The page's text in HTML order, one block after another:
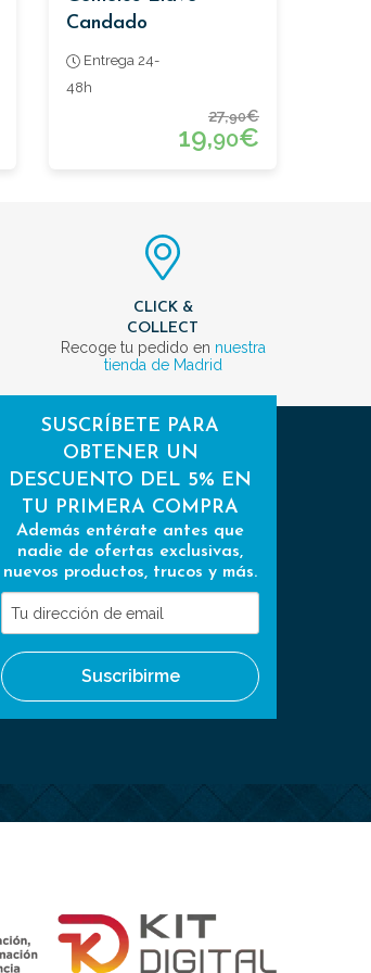
Candado
Entrega 24-
48h
27,90€
19,90€
CLICK &
COLLECT
Recoge tu pedido en nuestra
tienda de Madrid
SUSCRÍBETE PARA
OBTENER UN
DESCUENTO DEL 5% EN
TU PRIMERA COMPRA
Además entérate antes que
nadie de ofertas exclusivas,
nuevos productos, trucos y más.
Tu
dirección
de
email
Suscribirme